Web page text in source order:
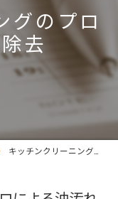
グのプロ
去
キッチンクリーニングのプロによる油汚れ除去